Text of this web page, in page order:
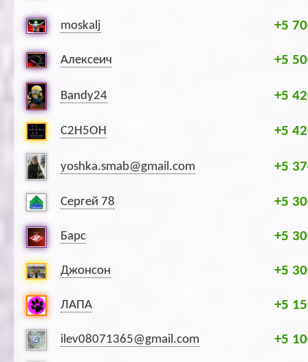
moskalj +5
Алексеич +5
Bandy24 +5
C2H5OH +5
yoshka.smab@gmail.com +5
Сергей 78 +5
Барс +5
Джонсон +5
ЛАПА +5
ilev08071365@gmail.com +5